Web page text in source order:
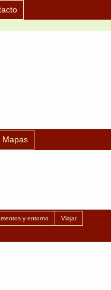
Mapas
y entorno Viajar